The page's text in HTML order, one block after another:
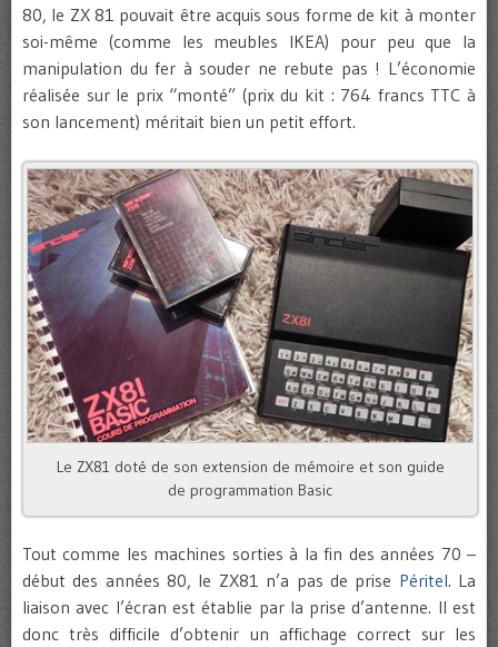
80, le ZX 81 pouvait être acquis sous forme de kit à monter
soi-même (comme les meubles IKEA) pour peu que la
manipulation du fer à souder ne rebute pas ! L’économie
réalisée sur le prix “monté” (prix du kit : 764 francs TTC à
son lancement) méritait bien un petit effort.
Le ZX81 doté de son extension de mémoire et son guide
de programmation Basic
Tout comme les machines sorties à la fin des années 70 –
début des années 80, le ZX81 n’a pas de prise Péritel. La
liaison avec l’écran est établie par la prise d’antenne. Il est
donc très difficile d’obtenir un affichage correct sur les